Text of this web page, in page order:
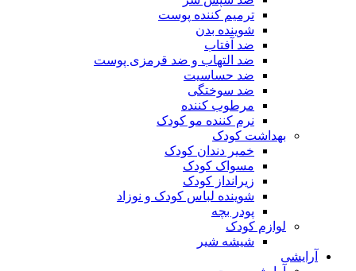
ترمیم کننده پوست
شوینده بدن
ضد آفتاب
ضد التهاب و ضد قرمزی پوست
ضد حساسیت
ضد سوختگی
مرطوب کننده
نرم کننده مو کودک
بهداشت کودک
خمیر دندان کودک
مسواک کودک
زیرانداز کودک
شوینده لباس کودک و نوزاد
پودر بچه
لوازم کودک
شیشه شیر
آرایشی